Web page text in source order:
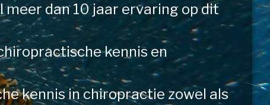
dan 10 jaar ervaring op dit
kennis en
kennis in chiropractie zowel als